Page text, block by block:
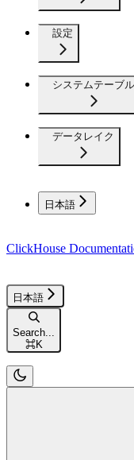
設定
システムテーブル
データレイク
日本語
ClickHouse
日本語
Search...
⌘K